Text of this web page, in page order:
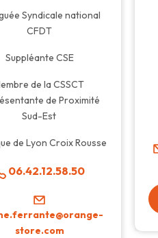
Syndicale national
CFDT
Suppléante CSE
de la CSSCT
de Proximité
Sud-Est
de Lyon Croix Rousse
06.42.12.58.50
store.com